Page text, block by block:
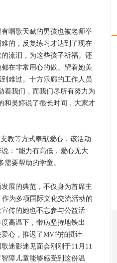
唱歌天赋的男孩也被老师举
的，反复练习才达到了现在
流泪，为这些孩子祈福。还
在非常用心的做。望着她美
难过。十方乐廊的工作人员
着我们，而我们尽所有努力为
和吴婷说了很长时间，大家才
教等方式奉献爱心，该活动
：“能力有高低，爱心无大
要帮助的学童。
展的典范，不仅身为首席主
为多项国际文化交流活动的
传的她也不忘参与公益活
高温下，带病坚持地铁出
心，推迟了MV的拍摄计
迷影迷见面会刚刚于11月11
障儿童能够感受到这份温